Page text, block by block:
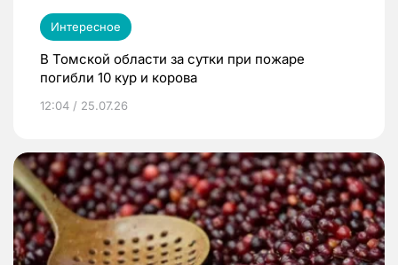
Интересное
В Томской области за сутки при пожаре
погибли 10 кур и корова
12:04 / 25.07.26